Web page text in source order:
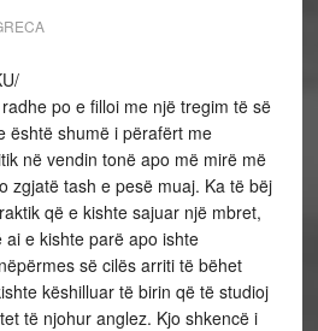
po e filloi me një tregim të së
është shumë i përafërt me
në vendin tonë apo më mirë më
zgjatë tash e pesë muaj. Ka të bëj
që e kishte sajuar një mbret,
e kishte parë apo ishte
së cilës arriti të bëhet
këshilluar të birin që të studioj
të njohur anglez. Kjo shkencë i